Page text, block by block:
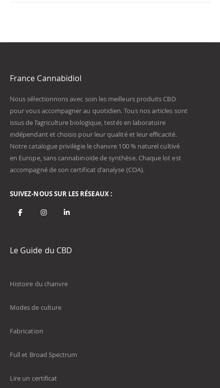
France Cannabidiol
Nous sélectionnons avec soin les meilleurs produits CBD
pour vous accompagner au quotidien. Tous nos articles sont
issus de l’agriculture biologique, testés en laboratoire
indépendant et choisis pour leur qualité et leur efficacité.
Notre catalogue privilégie le chanvre 100 % naturel cultivé
en Europe, sans cannabinoïde de synthèse. Chaque lot est
accompagné de son certificat d'analyse (COA).
SUIVEZ-NOUS SUR LES RÉSEAUX :
Le Guide du CBD
Histoire du chanvre
Modes de culture
Fabrication
Full et Broad Spectrum
Lire un certificat